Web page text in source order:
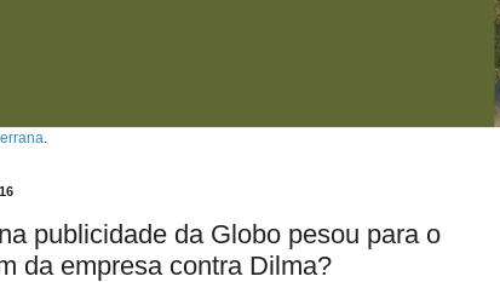
.
publicidade da Globo pesou para o
da empresa contra Dilma?